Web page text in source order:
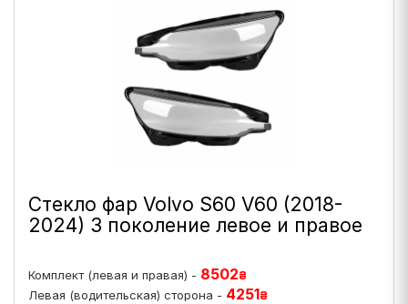
Стекло фар Volvo S60 V60 (2018-
2024) 3 поколение левое и правое
Комплект (левая и правая) - 8502₴
Левая (водительская) сторона - 4251₴